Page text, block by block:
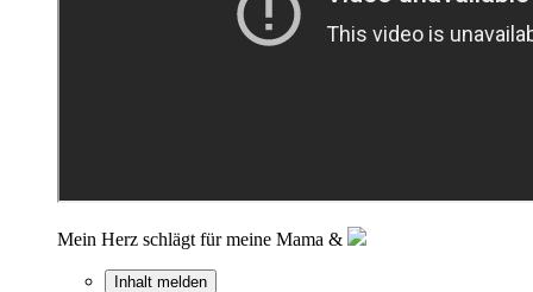
Mein Herz schlägt für meine Mama &
Inhalt melden